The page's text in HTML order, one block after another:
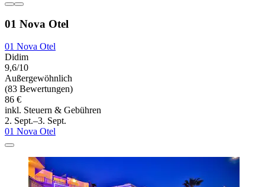
01 Nova Otel
01 Nova Otel
Didim
9,6/10
Außergewöhnlich
(83 Bewertungen)
86 €
inkl. Steuern & Gebühren
2. Sept.–3. Sept.
01 Nova Otel